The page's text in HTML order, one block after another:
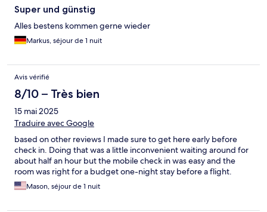
Super und günstig
Alles bestens kommen gerne wieder
Markus, séjour de 1 nuit
Avis vérifié
8/10 – Très bien
15 mai 2025
Traduire avec Google
based on other reviews I made sure to get here early before
check in. Doing that was a little inconvenient waiting around for
about half an hour but the mobile check in was easy and the
room was right for a budget one-night stay before a flight.
Mason, séjour de 1 nuit